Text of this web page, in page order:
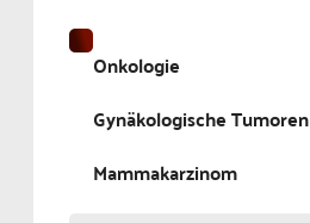
Onkologie
Gynäkologische Tumoren
Mammakarzinom